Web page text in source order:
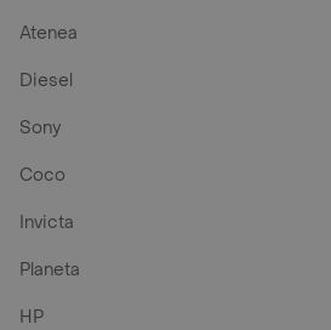
Atenea
Diesel
Sony
Coco
Invicta
Planeta
HP